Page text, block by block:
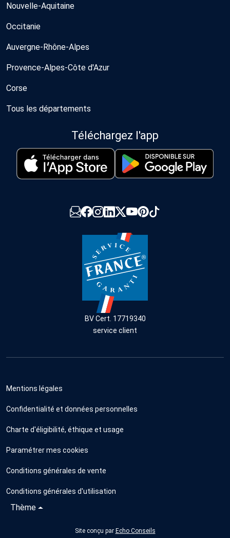
Nouvelle-Aquitaine
Occitanie
Auvergne-Rhône-Alpes
Provence-Alpes-Côte d'Azur
Corse
Tous les départements
Téléchargez l'app
BV Cert. 17719340
service client
Mentions légales
Confidentialité et données personnelles
Charte d'éligibilité, éthique et usage
Paramétrer mes cookies
Conditions générales de vente
Conditions générales d'utilisation
Thème
Site conçu par Echo Conseils